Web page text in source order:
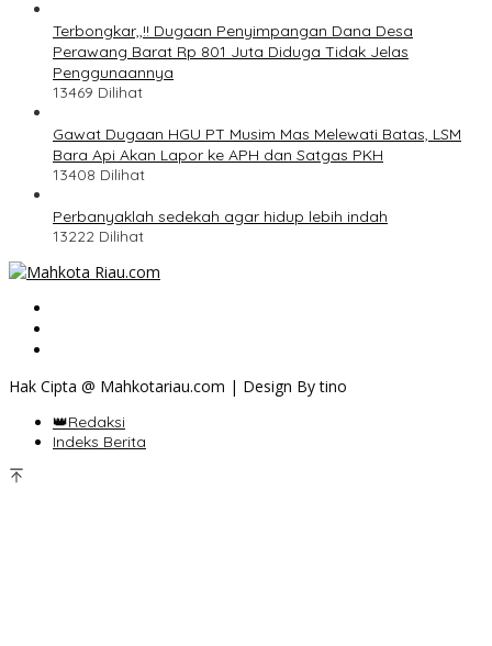
Terbongkar,,!! Dugaan Penyimpangan Dana Desa
Perawang Barat Rp 801 Juta Diduga Tidak Jelas
Penggunaannya
13469 Dilihat
Gawat Dugaan HGU PT Musim Mas Melewati Batas, LSM
Bara Api Akan Lapor ke APH dan Satgas PKH
13408 Dilihat
Perbanyaklah sedekah agar hidup lebih indah
13222 Dilihat
Hak Cipta @ Mahkotariau.com | Design By tino
👑Redaksi
Indeks Berita